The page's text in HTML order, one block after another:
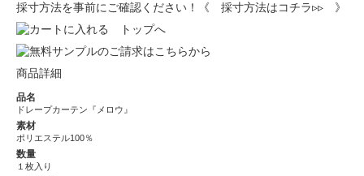
採寸方法を事前にご確認ください！
《 採寸方法はコチラ▹▹ 》
商品詳細
品名
ドレープカーテン『メロウ』
素材
ポリエステル100％
数量
１枚入り